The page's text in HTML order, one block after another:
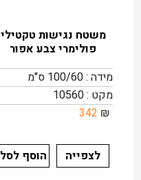
משטח נגישות טקטילי
פולימרי צבע אפור
מידה : 100/60 ס"מ
מקט : 10560
₪
342
לצפייה הוסף לסל